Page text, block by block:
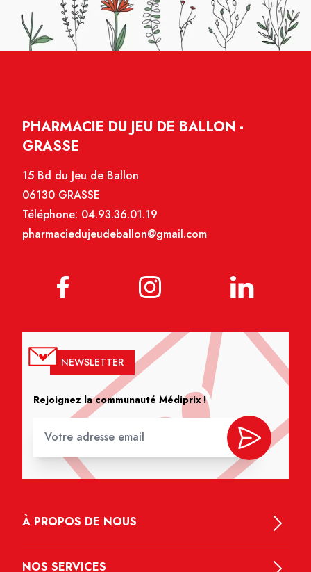
PHARMACIE DU JEU DE BALLON -
GRASSE
15 Bd du Jeu de Ballon
06130 GRASSE
Téléphone: 04.93.36.01.19
pharmaciedujeudeballon@gmail.com
NEWSLETTER
Rejoignez la communauté Médiprix !
À PROPOS DE NOUS
NOS SERVICES